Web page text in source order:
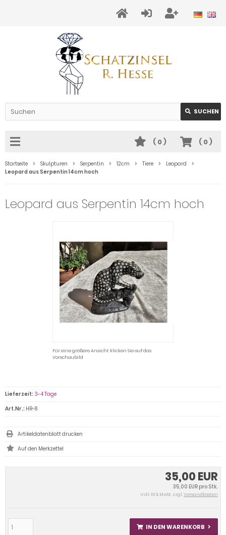
SUCHEN
( 0)
( 0)
Startseite Skulpturen Serpentin 12cm Tiere
Leopard
Leopard aus Serpentin 14cm hoch
Leopard aus Serpentin 14cm hoch
Für eine größere Ansicht klicken Sie auf das
Vorschaubild
35,00 EUR
35,00 EUR pro Stk.
inkl. 19 % MwSt. zzgl.Versandkosten
IN DEN WARENKORB
Lieferzeit: 3-4 Tage
Art.Nr.: HR-8
Artikeldatenblatt drucken